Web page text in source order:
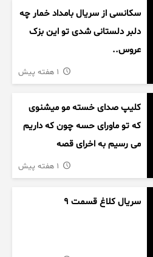
سکانسی از سریال بامداد خمار چه
دلبر دلستانی شدی تو این بزک
عروس..
کلیپ صدای خسته مو میشنوی
که تو ماورای حسه چون که داریم
می رسیم به اخرای قصه
سریال کلاغ قسمت 9